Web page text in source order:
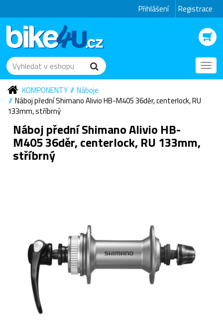
Přihlášení Registrace
KOMPONENTY
Náboje
Náboj přední Shimano Alivio HB-M405 36děr, centerlock, RU
133mm, stříbrný
Náboj přední Shimano Alivio HB-
M405 36děr, centerlock, RU 133mm,
stříbrný